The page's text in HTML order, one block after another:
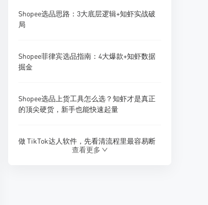
Shopee选品思路：3大底层逻辑+知虾实战破
局
Shopee菲律宾选品指南：4大爆款+知虾数据
掘金
Shopee选品上货工具怎么选？知虾才是真正
的顶尖硬货，新手也能快速起量
做 TikTok达人软件，先看清流程里最容易断
查看更多